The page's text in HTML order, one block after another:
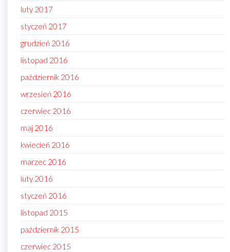
luty 2017
styczeń 2017
grudzień 2016
listopad 2016
październik 2016
wrzesień 2016
czerwiec 2016
maj 2016
kwiecień 2016
marzec 2016
luty 2016
styczeń 2016
listopad 2015
październik 2015
czerwiec 2015